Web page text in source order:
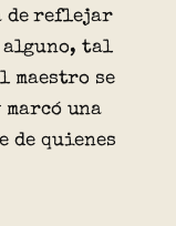
de reflejar
alguno, tal
maestro se
una
de quienes